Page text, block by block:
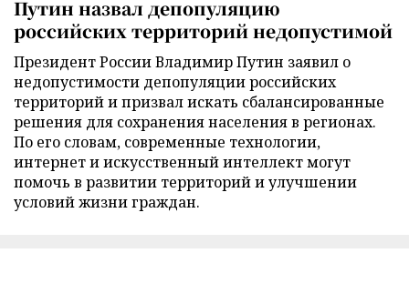
Путин назвал депопуляцию
российских территорий недопустимой
Президент России Владимир Путин заявил о
недопустимости депопуляции российских
территорий и призвал искать сбалансированные
решения для сохранения населения в регионах.
По его словам, современные технологии,
интернет и искусственный интеллект могут
помочь в развитии территорий и улучшении
условий жизни граждан.